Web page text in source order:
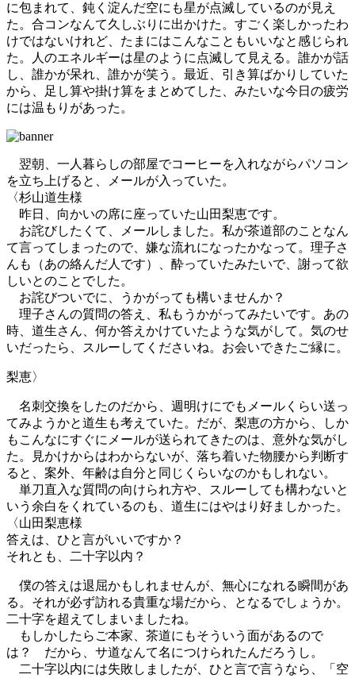
に包まれて、鈍く淀んだ空にも星が点滅しているのが見え
た。合コンなんて久しぶりに出かけた。すごく楽しかったわ
けではないけれど、たまにはこんなこともいいなと感じられ
た。人のエネルギーは星のように点滅して見える。誰かが話
し、誰かが呆れ、誰かが笑う。最近、引き算ばかりしていた
から、足し算や掛け算をまとめてした、みたいな今日の疲労
には温もりがあった。
翌朝、一人暮らしの部屋でコーヒーを入れながらパソコン
を立ち上げると、メールが入っていた。
〈杉山道生様
昨日、向かいの席に座っていた山田梨恵です。
お詫びしたくて、メールしました。私が茶道部のことなん
て言ってしまったので、嫌な流れになったかなって。理子さ
んも（あの絡んだ人です）、酔っていたみたいで、謝って欲
しいとのことでした。
お詫びついでに、うかがっても構いませんか？
理子さんの質問の答え、私もうかがってみたいです。あの
時、道生さん、何か答えかけていたような気がして。気のせ
いだったら、スルーしてくださいね。お会いできたご縁に。
梨恵〉
名刺交換をしたのだから、週明けにでもメールくらい送っ
てみようかと道生も考えていた。だが、梨恵の方から、しか
もこんなにすぐにメールが送られてきたのは、意外な気がし
た。見かけからはわからないが、落ち着いた物腰から判断す
ると、案外、年齢は自分と同じくらいなのかもしれない。
単刀直入な質問の向けられ方や、スルーしても構わないと
いう余白をくれているのも、道生にはやはり好ましかった。
〈山田梨恵様
答えは、ひと言がいいですか？
それとも、二十字以内？
僕の答えは退屈かもしれませんが、無心になれる瞬間があ
る。それが必ず訪れる貴重な場だから、となるでしょうか。
二十字を超えてしまいましたね。
もしかしたらご本家、茶道にもそういう面があるので
は？ だから、サ道なんて名につけられたんだろうし。
二十字以内には失敗しましたが、ひと言で言うなら、「空